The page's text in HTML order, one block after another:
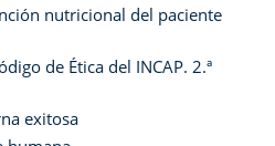
nutricional del paciente
de Ética del INCAP. 2.ª
exitosa